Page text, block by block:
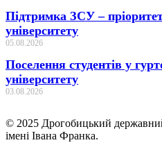
Підтримка ЗСУ –
університету
05.08.2026
Поселення студентів у
університету
03.08.2026
© 2025 Дрогобицький
імені Івана Франка.